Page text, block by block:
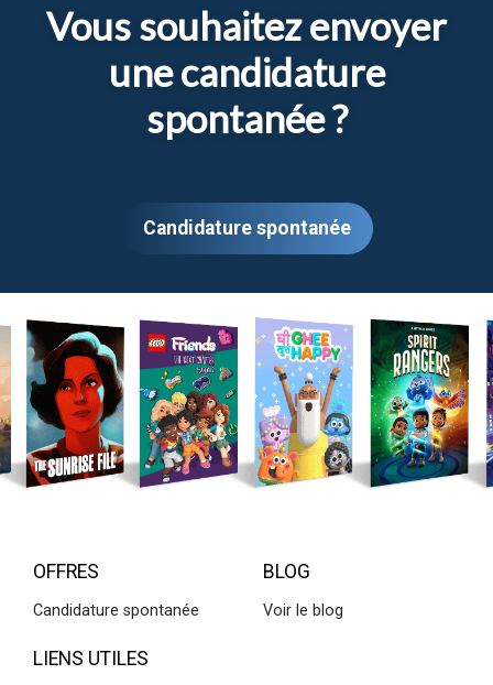
Vous souhaitez envoyer
une candidature
spontanée ?
Candidature spontanée
OFFRES
Candidature spontanée
BLOG
Voir le blog
LIENS UTILES